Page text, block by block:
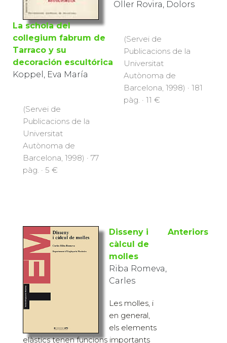
La schola del
collegium fabrum de
Tarraco y su
decoración escultórica
Koppel, Eva María
(Servei de
Publicacions de la
Universitat
Autònoma de
Barcelona, 1998) · 77
pàg. · 5 €
Oller Rovira, Dolors
(Servei de
Publicacions de la
Universitat
Autònoma de
Barcelona, 1998) · 181
pàg. · 11 €
Disseny i
càlcul de
molles
Riba Romeva,
Carles
Les molles, i
en general,
els elements
Anteriors